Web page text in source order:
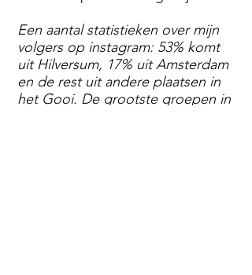
Een aantal statistieken over mijn
volgers op instagram: 53% komt
uit Hilversum, 17% uit Amsterdam
en de rest uit andere plaatsen in
het Gooi. De grootste groepen in